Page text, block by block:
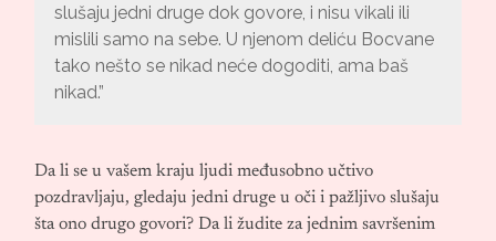
slušaju jedni druge dok govore, i nisu vikali ili
mislili samo na sebe. U njenom deliću Bocvane
tako nešto se nikad neće dogoditi, ama baš
nikad.”
Da li se u vašem kraju ljudi međusobno učtivo
pozdravljaju, gledaju jedni druge u oči i pažljivo slušaju
šta ono drugo govori? Da li žudite za jednim savršenim